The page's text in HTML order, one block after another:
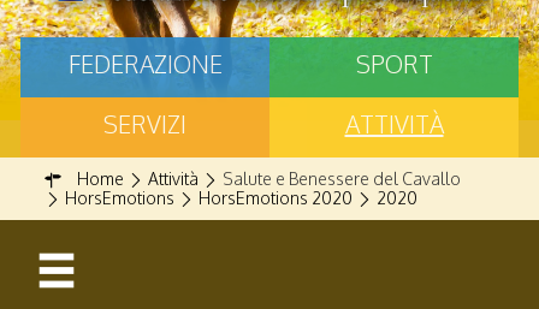
FEDERAZIONE
SPORT
SERVIZI
ATTIVITÀ
Home Attività
Salute e Benessere del Cavallo
HorsEmotions
HorsEmotions 2020 2020